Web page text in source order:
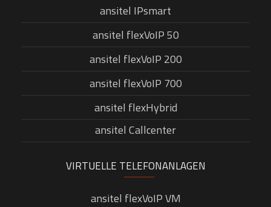
ansitel IPsmart
ansitel flexVoIP 50
ansitel flexVoIP 200
ansitel flexVoIP 700
ansitel flexHybrid
ansitel Callcenter
VIRTUELLE TELEFONANLAGEN
ansitel flexVoIP VM